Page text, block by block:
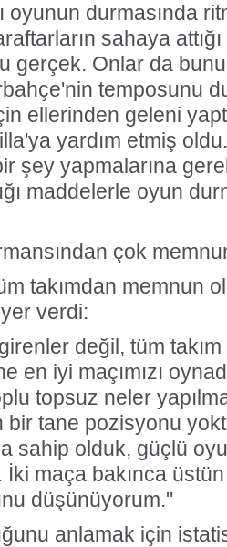
oyunun durmasında
sahaya
gerçek. Onlar da
temposunu
ellerinden geleni
yardım etmiş
şey yapmalarına
maddelerle oyun
çok
takımdan memnun
verdi:
değil, tüm
en iyi maçımızı
topsuz neler
bir tane pozisyonu
sahip olduk, güçlü
maça bakınca
düşünüyorum."
anlamak için